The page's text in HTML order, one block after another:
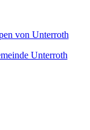
Unterroth